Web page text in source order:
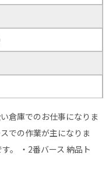
倉庫でのお仕事になりま
での作業が主になりま
。 ・2番バース 納品ト